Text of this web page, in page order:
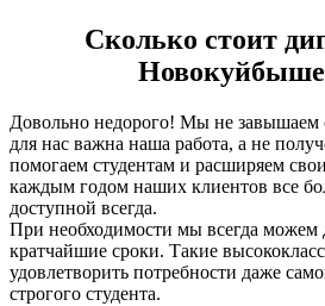
Сколько стоит
Довольно недорого! Мы не завышаем
для нас важна наша работа, а не
помогаем студентам и расширяем
каждым годом наших клиентов все
доступной всегда.
При необходимости мы всегда можем
кратчайшие сроки. Такие
удовлетворить потребности даже
строгого студента.